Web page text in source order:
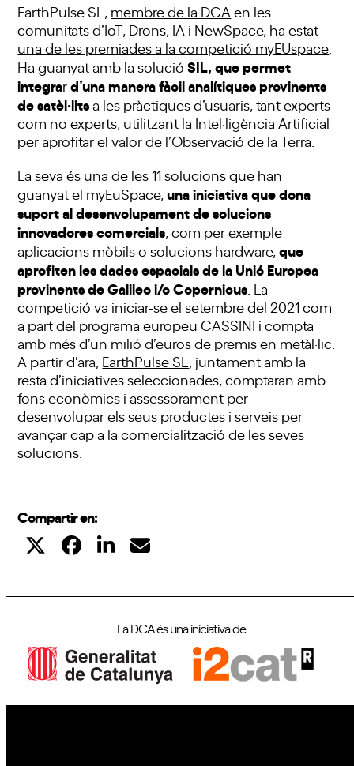
EarthPulse SL, membre de la DCA en les
comunitats d’IoT, Drons, IA i NewSpace, ha estat
una de les premiades a la competició myEUspace
Ha guanyat amb la solucióSIL, que permet
integrard’una manera fàcil analítiques provinents
de satèl·litsa les pràctiques d’usuaris, tant experts
com no experts, utilitzant la Intel·ligència Artificial
per aprofitar el valor de l’Observació de la Terra.
La seva és una de les 11 solucions que han
guanyat el myEuSpace,una iniciativa que dona
suport al desenvolupament de solucions
innovadores comercials, com per exemple
aplicacions mòbils o solucions hardware,que
aprofiten les dades espacials de la Unió Europea
provinents de Galileo i/o Copernicus . La
competició va iniciar-se el setembre del 2021 com
a part del programa europeu CASSINI i compta
amb més d’un milió d’euros de premis en metàl·lic.
A partir d’ara, EarthPulse SL , juntament amb la
resta d’iniciatives seleccionades, comptaran amb
fons econòmics i assessorament per
desenvolupar els seus productes i serveis per
avançar cap a la comercialització de les seves
solucions.
Compartir en:
La DCA és una iniciativa de: